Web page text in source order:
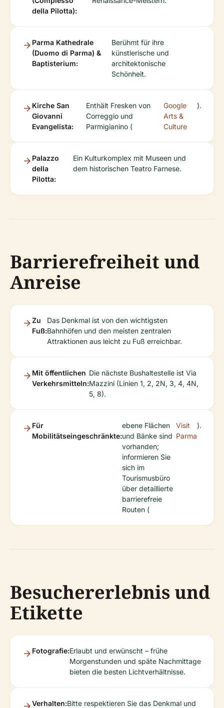
della Pilotta):
Parma Kathedrale
(Duomo di Parma) &
Baptisterium:
Berühmt für ihre
künstlerische und
architektonische
Schönheit.
Kirche San
Giovanni
Evangelista:
Enthält Fresken von
Correggio und
Parmigianino (
Google
Arts &
Culture
).
Palazzo
della
Pilotta:
Ein Kulturkomplex mit Museen und
dem historischen Teatro Farnese.
Barrierefreiheit und
Anreise
Zu
Fuß:
Das Denkmal ist von den wichtigsten
Bahnhöfen und den meisten zentralen
Attraktionen aus leicht zu Fuß erreichbar.
Mit öffentlichen
Verkehrsmitteln:
Die nächste Bushaltestelle ist Via
Mazzini (Linien 1, 2, 2N, 3, 4, 4N,
5, 8).
Für
Mobilitätseingeschränkte:
ebene Flächen
und Bänke sind
vorhanden;
informieren Sie
sich im
Tourismusbüro
über detaillierte
barrierefreie
Routen (
Visit
Parma
).
Besuchererlebnis und
Etikette
Fotografie:Erlaubt und erwünscht – frühe
Morgenstunden und späte Nachmittage
bieten die besten Lichtverhältnisse.
Verhalten:Bitte respektieren Sie das Denkmal und